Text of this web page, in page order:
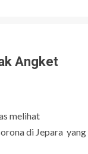
Angket
melihat
di Jepara yang